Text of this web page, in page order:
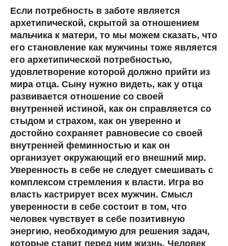
Если потребность в заботе является
архетипической, скрытой за отношением
мальчика к матери, то мы можем сказать, что
его становление как мужчины тоже является
его архетипической потребностью,
удовлетворение которой должно прийти из
мира отца. Сыну нужно видеть, как у отца
развивается отношение со своей
внутренней истиной, как он справляется со
стыдом и страхом, как он уверенно и
достойно сохраняет равновесие со своей
внутренней феминностью и как он
организует окружающий его внешний мир.
Уверенность в себе не следует смешивать с
комплексом стремления к власти. Игра во
власть кастрирует всех мужчин. Смысл
уверенности в себе состоит в том, что
человек чувствует в себе позитивную
энергию, необходимую для решения задач,
которые ставит перед ним жизнь. Человек